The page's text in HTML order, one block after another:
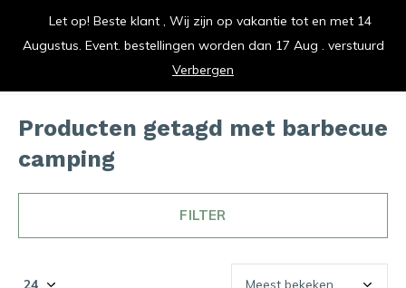
vrolijk je keuken op
Producten getagd met barbecue
camping
FILTER
Let op! Beste klant , Wij zijn op vakantie tot en met 14
Augustus. Event. bestellingen worden dan 17 Aug . verstuurd
Verbergen